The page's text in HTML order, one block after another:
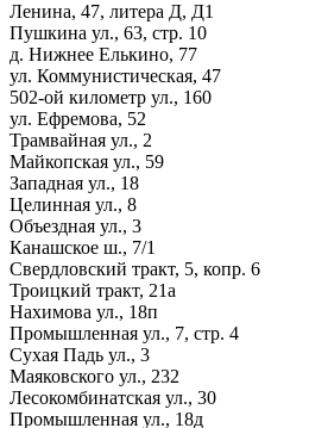
Ленина, 47, литера Д, Д1
Пушкина ул., 63, стр. 10
д. Нижнее Елькино, 77
ул. Коммунистическая, 47
502-ой километр ул., 160
ул. Ефремова, 52
Трамвайная ул., 2
Майкопская ул., 59
Западная ул., 18
Целинная ул., 8
Объездная ул., 3
Канашское ш., 7/1
Свердловский тракт, 5, копр. 6
Троицкий тракт, 21а
Нахимова ул., 18п
Промышленная ул., 7, стр. 4
Сухая Падь ул., 3
Маяковского ул., 232
Лесокомбинатская ул., 30
Промышленная ул., 18д